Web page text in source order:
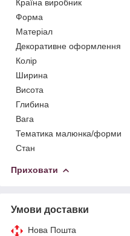
Країна виробник
Форма
Матеріал
Декоративне оформлення
Колір
Ширина
Висота
Глибина
Вага
Тематика малюнка/форми
Стан
Приховати
Умови доставки
Нова Пошта